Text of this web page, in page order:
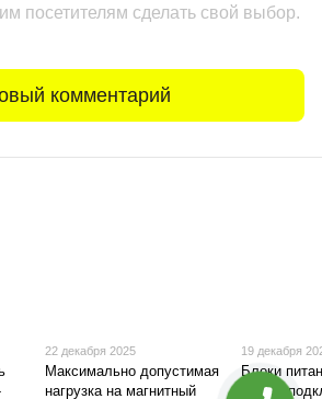
посетителям сделать свой выбор.
комментарий
22 декабря 2025
Максимально допустимая
нагрузка на магнитный
19 декабря
Блоки
схемы